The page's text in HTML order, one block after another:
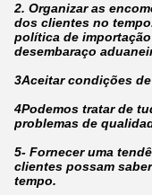
2. Organizar as
dos clientes no
política de
desembaraço
3Aceitar condições
4Podemos tratar de
problemas de
5- Fornecer uma
clientes possam
tempo.